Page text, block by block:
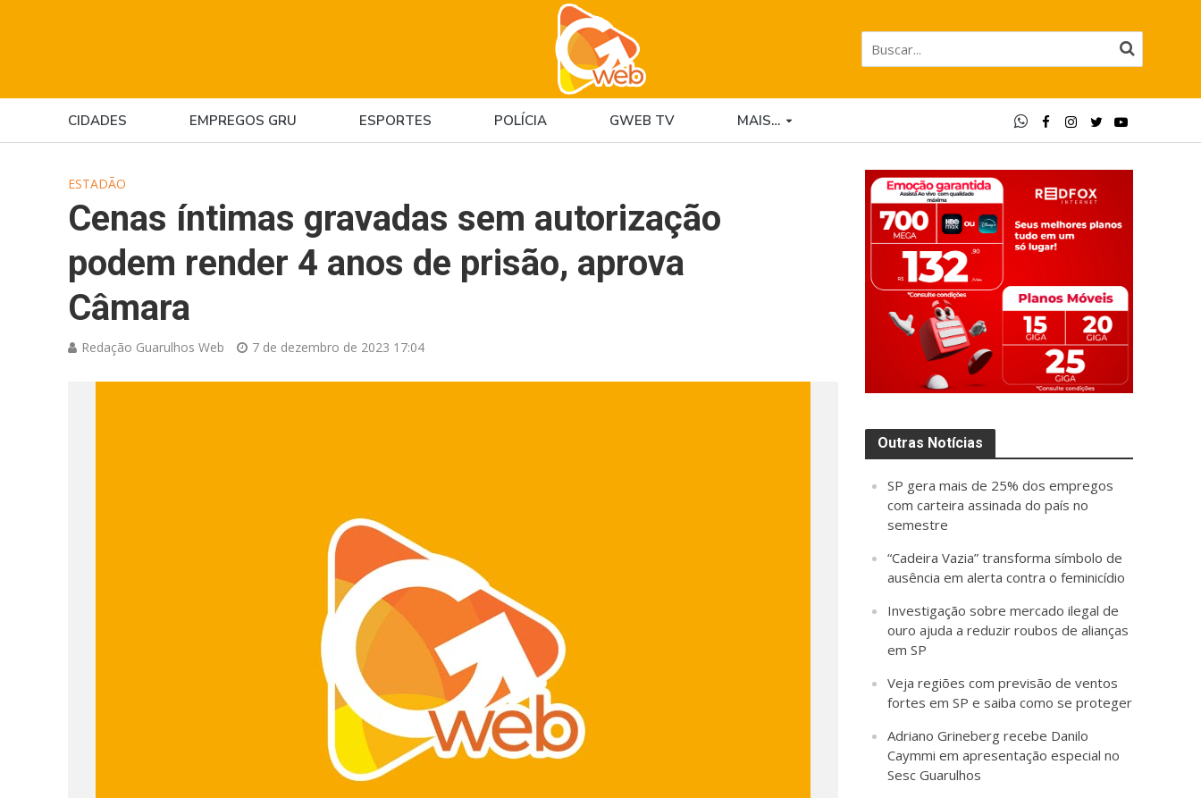
CIDADES EMPREGOS GRU ESPORTES POLÍCIA GWEB TV MAIS…
ESTADÃO
Cenas íntimas gravadas sem autorização
podem render 4 anos de prisão, aprova
Câmara
Redação Guarulhos Web 7 de dezembro de 2023 17:04
Outras Notícias
SP gera mais de 25% dos empregos
com carteira assinada do país no
semestre
“Cadeira Vazia” transforma símbolo de
ausência em alerta contra o feminicídio
Investigação sobre mercado ilegal de
ouro ajuda a reduzir roubos de alianças
em SP
Veja regiões com previsão de ventos
fortes em SP e saiba como se proteger
Adriano Grineberg recebe Danilo
Caymmi em apresentação especial no
Sesc Guarulhos